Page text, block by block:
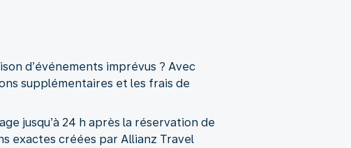
d’événements imprévus ? Avec
supplémentaires et les frais de
jusqu’à 24 h après la réservation de
exactes créées par Allianz Travel